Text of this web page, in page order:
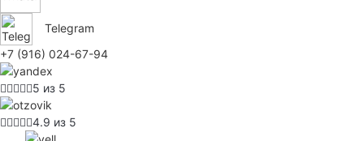
Telegram
+7 (916) 024-67-94
5 из 5
4.9 из 5